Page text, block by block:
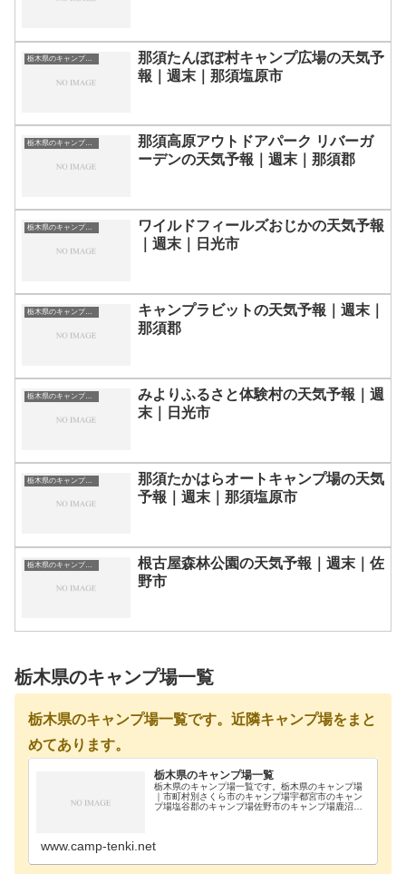
栃木県のキャンプ場一覧
那須たんぽぽ村キャンプ広場の天気予
報｜週末｜那須塩原市
栃木県のキャンプ場一覧
那須高原アウトドアパーク リバーガ
ーデンの天気予報｜週末｜那須郡
栃木県のキャンプ場一覧
ワイルドフィールズおじかの天気予報
｜週末｜日光市
栃木県のキャンプ場一覧
キャンプラビットの天気予報｜週末｜
那須郡
栃木県のキャンプ場一覧
みよりふるさと体験村の天気予報｜週
末｜日光市
栃木県のキャンプ場一覧
那須たかはらオートキャンプ場の天気
予報｜週末｜那須塩原市
栃木県のキャンプ場一覧
根古屋森林公園の天気予報｜週末｜佐
野市
栃木県のキャンプ場一覧
栃木県のキャンプ場一覧です。近隣キャンプ場をまと
めてあります。
栃木県のキャンプ場一覧
栃木県のキャンプ場一覧です。栃木県のキャンプ場
｜市町村別さくら市のキャンプ場宇都宮市のキャン
プ場塩谷郡のキャンプ場佐野市のキャンプ場鹿沼市
www.camp-tenki.net